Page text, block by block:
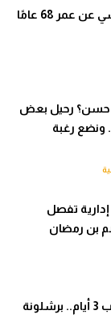
عمر 68 عامًا
حسن؟ رحيل بعض
ونضع رغبة
تفصل
بن رمضان
قبل الأهلي ب 3 أيام.. برشلونة